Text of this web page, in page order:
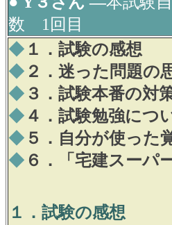
数 1回目
◆ １．試験の感想
◆ ２．迷った問題の
◆ ３．試験本番の対
◆ ４．試験勉強につ
◆ ５．自分が使った
◆ ６．「宅建スーパ
１．試験の感想